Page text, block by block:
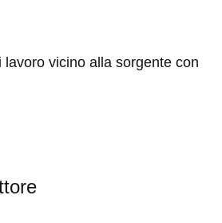
vicino alla sorgente con